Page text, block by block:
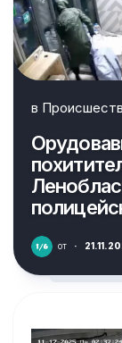
в
от ·